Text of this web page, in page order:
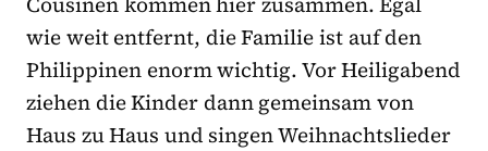
wie weit entfernt, die Familie ist auf den
Philippinen enorm wichtig. Vor Heiligabend
ziehen die Kinder dann gemeinsam von
Haus zu Haus und singen Weihnachtslieder